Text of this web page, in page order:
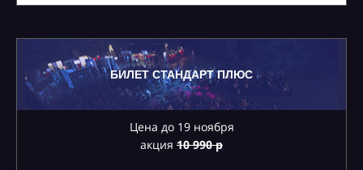
БИЛЕТ СТАНДАРТ ПЛЮС
Цена до 19 ноября
акция 10990 р